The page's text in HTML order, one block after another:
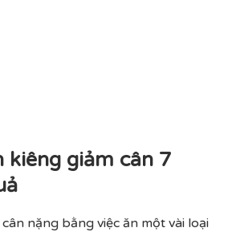
kiêng giảm cân 7
nặng bằng việc ăn một vài loại